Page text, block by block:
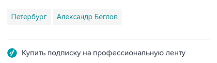
Петербург Александр Беглов
Купить подписку на профессиональную ленту